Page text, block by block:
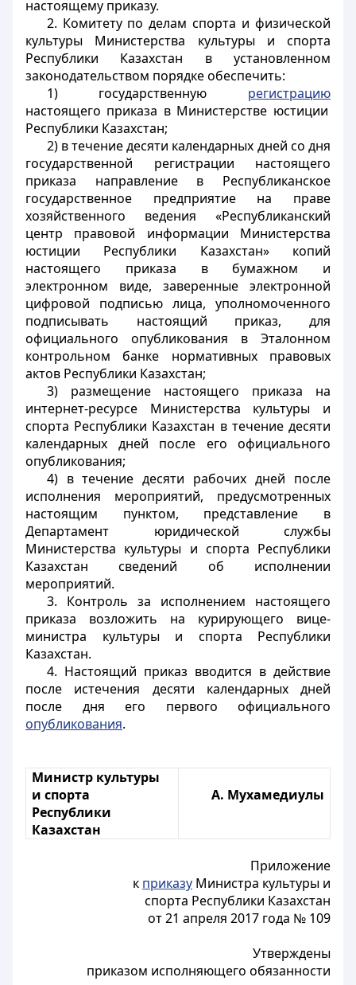
настоящему приказу.
2. Комитету по делам спорта и физической
культуры Министерства культуры и спорта
Республики Казахстан в установленном
законодательством порядке обеспечить:
1) государственную регистрацию
настоящего приказа в Министерстве юстиции
Республики Казахстан;
2) в течение десяти календарных дней со дня
государственной регистрации настоящего
приказа направление в Республиканское
государственное предприятие на праве
хозяйственного ведения «Республиканский
центр правовой информации Министерства
юстиции Республики Казахстан» копий
настоящего приказа в бумажном и
электронном виде, заверенные электронной
цифровой подписью лица, уполномоченного
подписывать настоящий приказ, для
официального опубликования в Эталонном
контрольном банке нормативных правовых
актов Республики Казахстан;
3) размещение настоящего приказа на
интернет-ресурсе Министерства культуры и
спорта Республики Казахстан в течение десяти
календарных дней после его официального
опубликования;
4) в течение десяти рабочих дней после
исполнения мероприятий, предусмотренных
настоящим пунктом, представление в
Департамент юридической службы
Министерства культуры и спорта Республики
Казахстан сведений об исполнении
мероприятий.
3. Контроль за исполнением настоящего
приказа возложить на курирующего вице-
министра культуры и спорта Республики
Казахстан.
4. Настоящий приказ вводится в действие
после истечения десяти календарных дней
после дня его первого официального
опубликования.
Министр культуры
и спорта
Республики
Казахстан
А. Мухамедиулы
Приложение
к приказу Министра культуры и
спорта Республики Казахстан
от 21 апреля 2017 года № 109
Утверждены
приказом исполняющего обязанности